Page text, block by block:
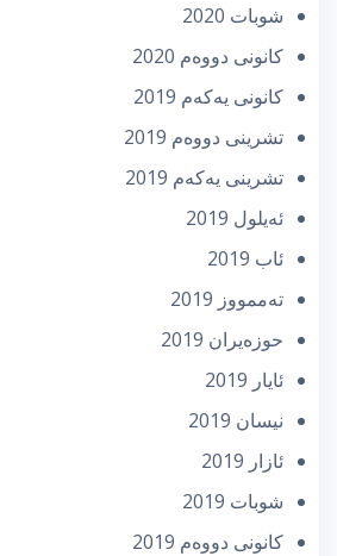
شوبات 2020
كانونی دووه‌م 2020
كانونی یه‌كه‌م 2019
تشرینی دووه‌م 2019
تشرینی یه‌كه‌م 2019
ئه‌یلول 2019
ئاب 2019
تەممووز 2019
حوزه‌یران 2019
ئایار 2019
نیسان 2019
ئازار 2019
شوبات 2019
كانونی دووه‌م 2019